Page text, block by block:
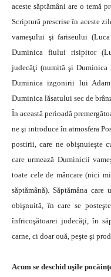
aceste săptămâni are o temă
Scriptură prescrise în aceste
vameşului şi fariseului
Duminica fiului risipitor
judecăţi (numită şi
Duminica izgonirii lui
Duminica lăsatului sec de
În această perioadă
ne şi introduce în atmosfera
postirii, care ne obişnuieşte
care urmează Duminicii
toate cele de mâncare (nici
săptămână). Săptămâna
obişnuită, în care se
înfricoşătoarei judecăţi, în
carne, ci doar ouă, peşte şi
Acum se deschid uşile